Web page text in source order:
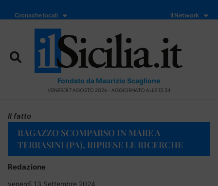
Cronache locali Il Network
Fondato da Maurizio Scaglione
VENERDÌ 7 AGOSTO 2026 - AGGIORNATO ALLE 13:34
Il fatto
RAGAZZO SCOMPARSO IN MARE A
TERRASINI (PA), RIPRESE LE RICERCHE
Redazione
venerdì 13 Settembre 2024